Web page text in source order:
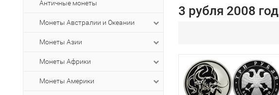
Античные монеты
Монеты Австралии и Океании
Монеты Азии
Монеты Африки
Монеты Америки
3 рубля 2008 год